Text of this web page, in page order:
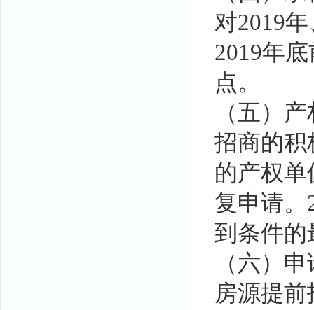
对2019
2019年
点。
（五）
招商的积
的产权
复申请。
到条件的
（六）
房源提